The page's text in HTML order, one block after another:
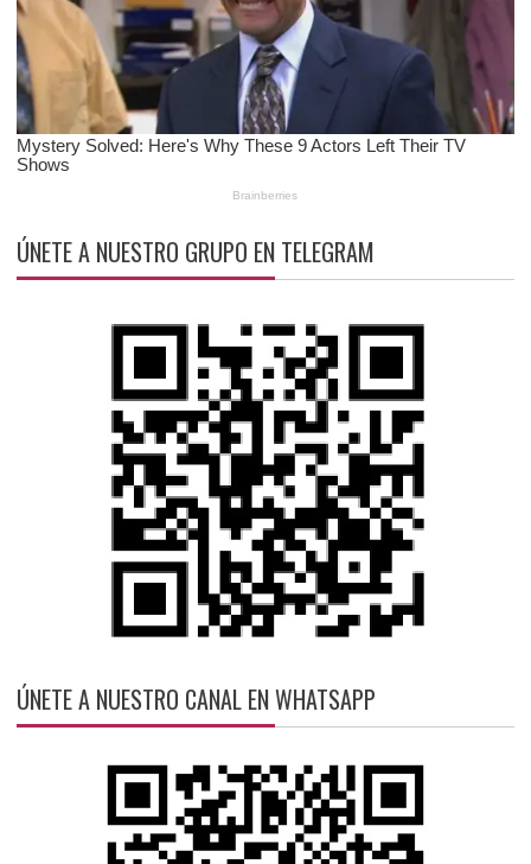
ÚNETE A NUESTRO GRUPO EN TELEGRAM
ÚNETE A NUESTRO CANAL EN WHATSAPP